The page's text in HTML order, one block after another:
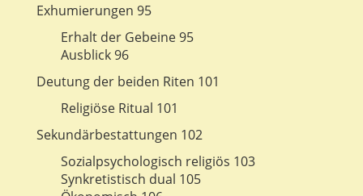
Exhumierungen 95
Erhalt der Gebeine 95
Ausblick 96
Deutung der beiden Riten 101
Religiöse Ritual 101
Sekundärbestattungen 102
Sozialpsychologisch religiös 103
Synkretistisch dual 105